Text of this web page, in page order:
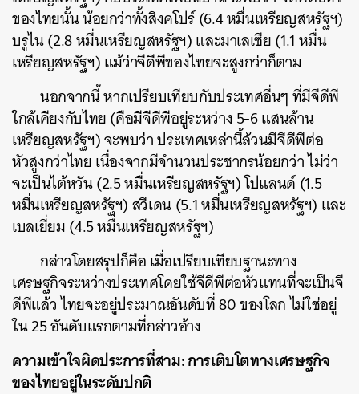
ของไทยนั้น น้อยกว่าทั้งสิงคโปร์ (6.4 หมื่นเหรียญสหรัฐฯ)
บรูไน (2.8 หมื่นเหรียญสหรัฐฯ) และมาเลเซีย (1.1 หมื่น
เหรียญสหรัฐฯ) แม้ว่าจีดีพีของไทยจะสูงกว่าก็ตาม
นอกจากนี้ หากเปรียบเทียบกับประเทศอื่นๆ ที่มีจีดีพี
ใกล้เคียงกับไทย (คือมีจีดีพีอยู่ระหว่าง 5-6 แสนล้าน
เหรียญสหรัฐฯ) จะพบว่า ประเทศเหล่านี้ล้วนมีจีดีพีต่อ
หัวสูงกว่าไทย เนื่องจากมีจำนวนประชากรน้อยกว่า ไม่ว่า
จะเป็นไต้หวัน (2.5 หมื่นเหรียญสหรัฐฯ) โปแลนด์ (1.5
หมื่นเหรียญสหรัฐฯ) สวีเดน (5.1 หมื่นเหรียญสหรัฐฯ) และ
เบลเยี่ยม (4.5 หมื่นเหรียญสหรัฐฯ)
กล่าวโดยสรุปก็คือ เมื่อเปรียบเทียบฐานะทาง
เศรษฐกิจระหว่างประเทศโดยใช้จีดีพีต่อหัวแทนที่จะเป็นจี
ดีพีแล้ว ไทยจะอยู่ประมาณอันดับที่ 80 ของโลก ไม่ใช่อยู่
ใน 25 อันดับแรกตามที่กล่าวอ้าง
ความเข้าใจผิดประการที่สาม: การเติบโตทางเศรษฐกิจ
ของไทยอยู่ในระดับปกติ